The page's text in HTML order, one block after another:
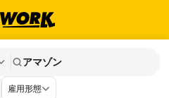
アマゾン
雇用形態